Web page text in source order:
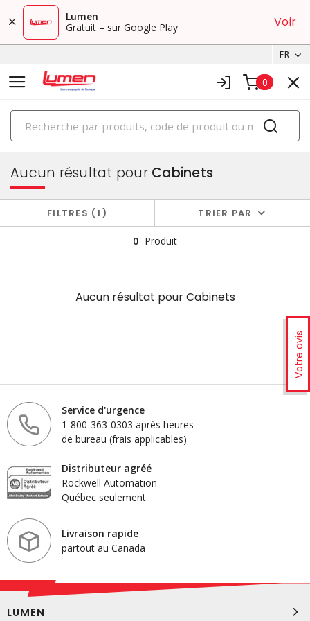
Lumen
Gratuit – sur Google Play
Voir
FR
0
PRODUITS
boîtiers et cabinets
Votre avis
Aucun résultat pourCabinets
FILTRES 1 TRIER PAR
0 Produit
Aucun résultat pourCabinets
Service d'urgence
1-800-363-0303 après heures
de bureau (frais applicables)
Distributeur agréé
Rockwell Automation
Québec seulement
Livraison rapide
partout au Canada
LUMEN